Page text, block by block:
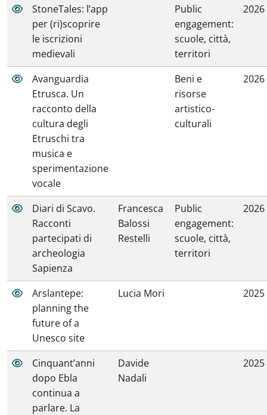
StoneTales: l’app
per (ri)scoprire
le iscrizioni
medievali
Public
engagement:
scuole, città,
territori
2026
Avanguardia
Etrusca. Un
racconto della
cultura degli
Etruschi tra
musica e
sperimentazione
vocale
Beni e
risorse
artistico-
culturali
2026
Diari di Scavo.
Racconti
partecipati di
archeologia
Sapienza
Francesca
Balossi
Restelli
Public
engagement:
scuole, città,
territori
2026
Arslantepe:
planning the
future of a
Unesco site
Lucia Mori 2025
Cinquant’anni
dopo Ebla
continua a
parlare. La
Davide
Nadali
2025